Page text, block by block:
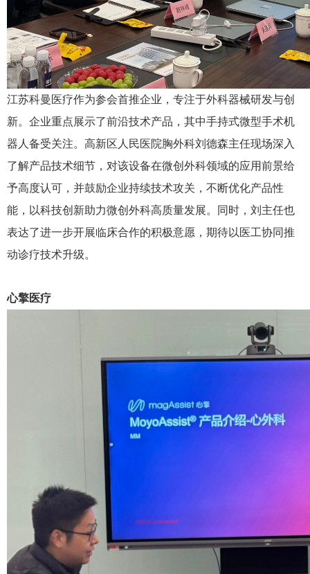
江苏科曼医疗作为参会首推企业，专注于外科器械研发与创
新。企业重点展示了前沿技术产品，其中手持式微型手术机
器人备受关注。高新区人民医院胸外科刘德森主任现场深入
了解产品技术细节，对该设备在微创外科领域的应用前景给
予高度认可，并鼓励企业持续技术攻关，不断优化产品性
能，以科技创新助力微创外科高质量发展。同时，刘主任也
表达了进一步开展临床合作的积极意愿，期待以医工协同推
动诊疗技术升级。
心擎医疗